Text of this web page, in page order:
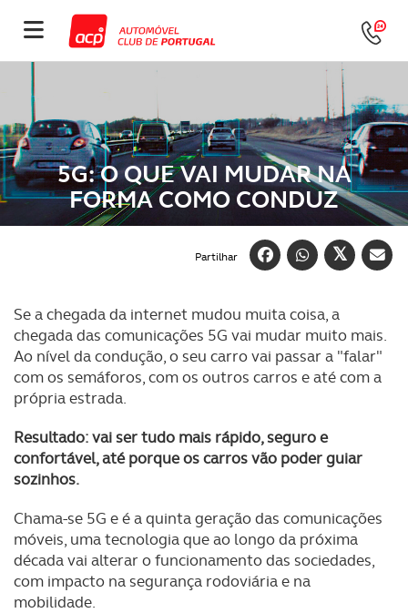
5G: O QUE VAI MUDAR NA
FORMA COMO CONDUZ
Partilhar
Se a chegada da internet mudou muita coisa, a
chegada das comunicações 5G vai mudar muito mais.
Ao nível da condução, o seu carro vai passar a "falar"
com os semáforos, com os outros carros e até com a
própria estrada.
Resultado: vai ser tudo mais rápido, seguro e
confortável, até porque os carros vão poder guiar
sozinhos.
Chama-se 5G e é a quinta geração das comunicações
móveis, uma tecnologia que ao longo da próxima
década vai alterar o funcionamento das sociedades,
com impacto na segurança rodoviária e na
mobilidade.